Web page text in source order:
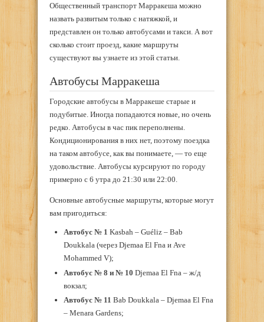
Общественный транспорт Марракеша можно
назвать развитым только с натяжкой, и
представлен он только автобусами и такси. А вот
сколько стоит проезд, какие маршруты
существуют вы узнаете из этой статьи.
Автобусы Марракеша
Городские автобусы в Марракеше старые и
подубитые. Иногда попадаются новые, но очень
редко. Автобусы в час пик переполнены.
Кондиционирования в них нет, поэтому поездка
на таком автобусе, как вы понимаете, — то еще
удовольствие. Автобусы курсируют по городу
примерно с 6 утра до 21:30 или 22:00.
Основные автобусные маршруты, которые могут
вам пригодиться:
Автобус № 1 Kasbah – Guéliz – Bab
Doukkala (через Djemaa El Fna и Ave
Mohammed V);
Автобус № 8 и № 10 Djemaa El Fna – ж/д
вокзал;
Автобус№ 11 Bab Doukkala – Djemaa El Fna
– Menara Gardens;